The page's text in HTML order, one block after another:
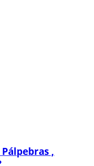
,